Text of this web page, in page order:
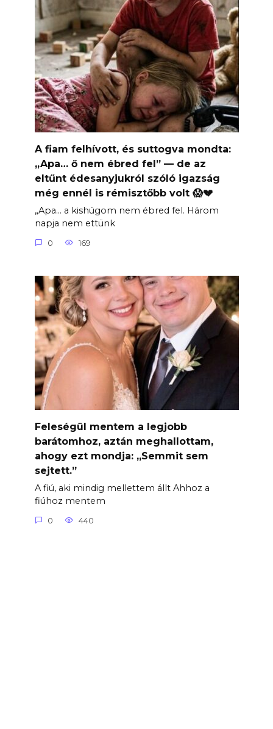
A fiam felhívott, és suttogva mondta:
„Apa… ő nem ébred fel” — de az
eltűnt édesanyjukról szóló igazság
még ennél is rémisztőbb volt 😱💔
„Apa… a kishúgom nem ébred fel. Három
napja nem ettünk
0 169
Feleségül mentem a legjobb
barátomhoz, aztán meghallottam,
ahogy ezt mondja: „Semmit sem
sejtett.”
A fiú, aki mindig mellettem állt Ahhoz a
fiúhoz mentem
0 440